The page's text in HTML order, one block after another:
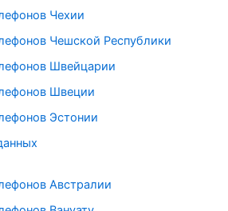
Чехии
Чешской Республики
Швейцарии
Швеции
Эстонии
Австралии